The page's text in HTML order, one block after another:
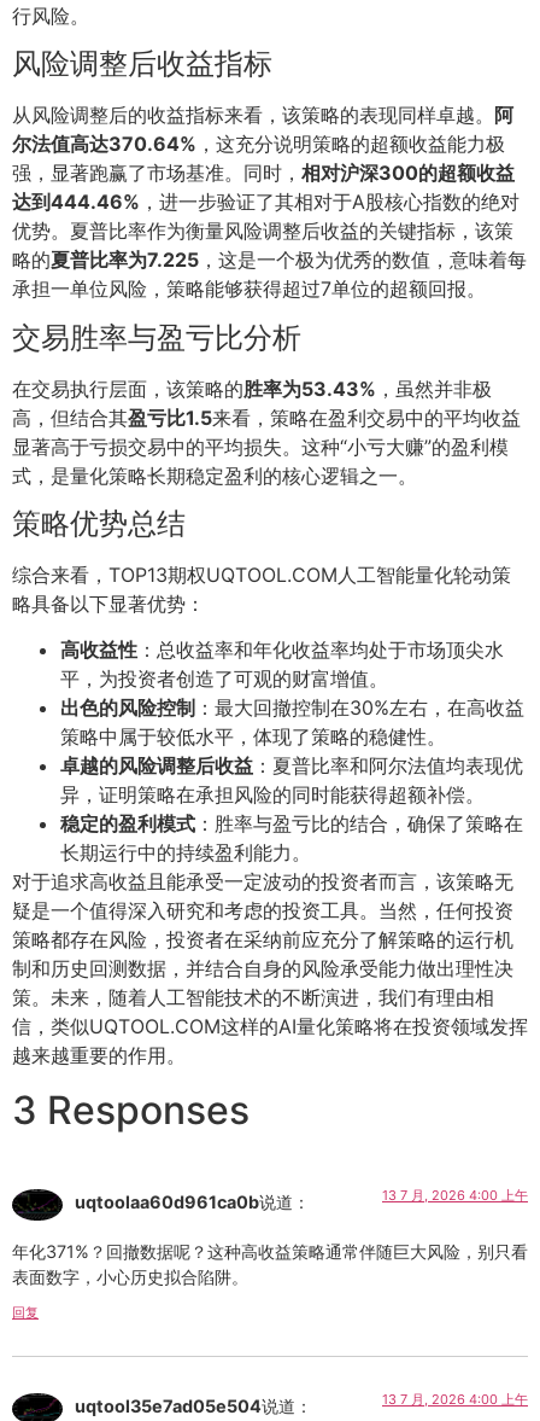
行风险。
风险调整后收益指标
从风险调整后的收益指标来看，该策略的表现同样卓越。 阿
尔法值高达370.64% ，这充分说明策略的超额收益能力极
强，显著跑赢了市场基准。同时， 相对沪深300的超额收益
达到444.46% ，进一步验证了其相对于A股核心指数的绝对
优势。夏普比率作为衡量风险调整后收益的关键指标，该策
略的夏普比率为7.225 ，这是一个极为优秀的数值，意味着每
承担一单位风险，策略能够获得超过7单位的超额回报。
交易胜率与盈亏比分析
在交易执行层面，该策略的胜率为53.43% ，虽然并非极
高，但结合其盈亏比1.5来看，策略在盈利交易中的平均收益
显著高于亏损交易中的平均损失。这种“小亏大赚”的盈利模
式，是量化策略长期稳定盈利的核心逻辑之一。
策略优势总结
综合来看，TOP13期权UQTOOL.COM人工智能量化轮动策
略具备以下显著优势：
高收益性 ：总收益率和年化收益率均处于市场顶尖水
平，为投资者创造了可观的财富增值。
出色的风险控制 ：最大回撤控制在30%左右，在高收益
策略中属于较低水平，体现了策略的稳健性。
卓越的风险调整后收益 ：夏普比率和阿尔法值均表现优
异，证明策略在承担风险的同时能获得超额补偿。
稳定的盈利模式 ：胜率与盈亏比的结合，确保了策略在
长期运行中的持续盈利能力。
对于追求高收益且能承受一定波动的投资者而言，该策略无
疑是一个值得深入研究和考虑的投资工具。当然，任何投资
策略都存在风险，投资者在采纳前应充分了解策略的运行机
制和历史回测数据，并结合自身的风险承受能力做出理性决
策。未来，随着人工智能技术的不断演进，我们有理由相
信，类似UQTOOL.COM这样的AI量化策略将在投资领域发挥
越来越重要的作用。
3 Responses
uqtoolaa60d961ca0b说道： 13 7 月, 2026 4:00 上午
年化371%？回撤数据呢？这种高收益策略通常伴随巨大风险，别只看
表面数字，小心历史拟合陷阱。
回复
uqtool35e7ad05e504说道： 13 7 月, 2026 4:00 上午